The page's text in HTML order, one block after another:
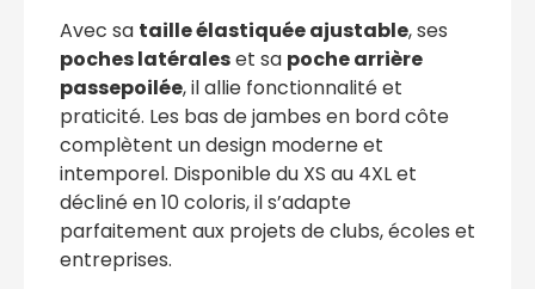
Avec sa taille élastiquée ajustable, ses
poches latéraleset sa poche arrière
passepoilée, il allie fonctionnalité et
praticité. Les bas de jambes en bord côte
complètent un design moderne et
intemporel. Disponible du XS au 4XL et
décliné en 10 coloris, il s’adapte
parfaitement aux projets de clubs, écoles et
entreprises.